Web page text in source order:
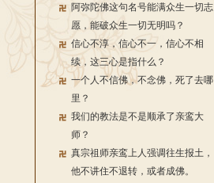
阿弥陀佛这句名号能满众生一切志
愿，能破众生一切无明吗？
信心不淳，信心不一，信心不相
续，这三心是指什么？
一个人不信佛，不念佛，死了去哪
里？
我们的教法是不是顺承了亲鸾大
师？
真宗祖师亲鸾上人强调往生报土，
他不讲住不退转，或者成佛。